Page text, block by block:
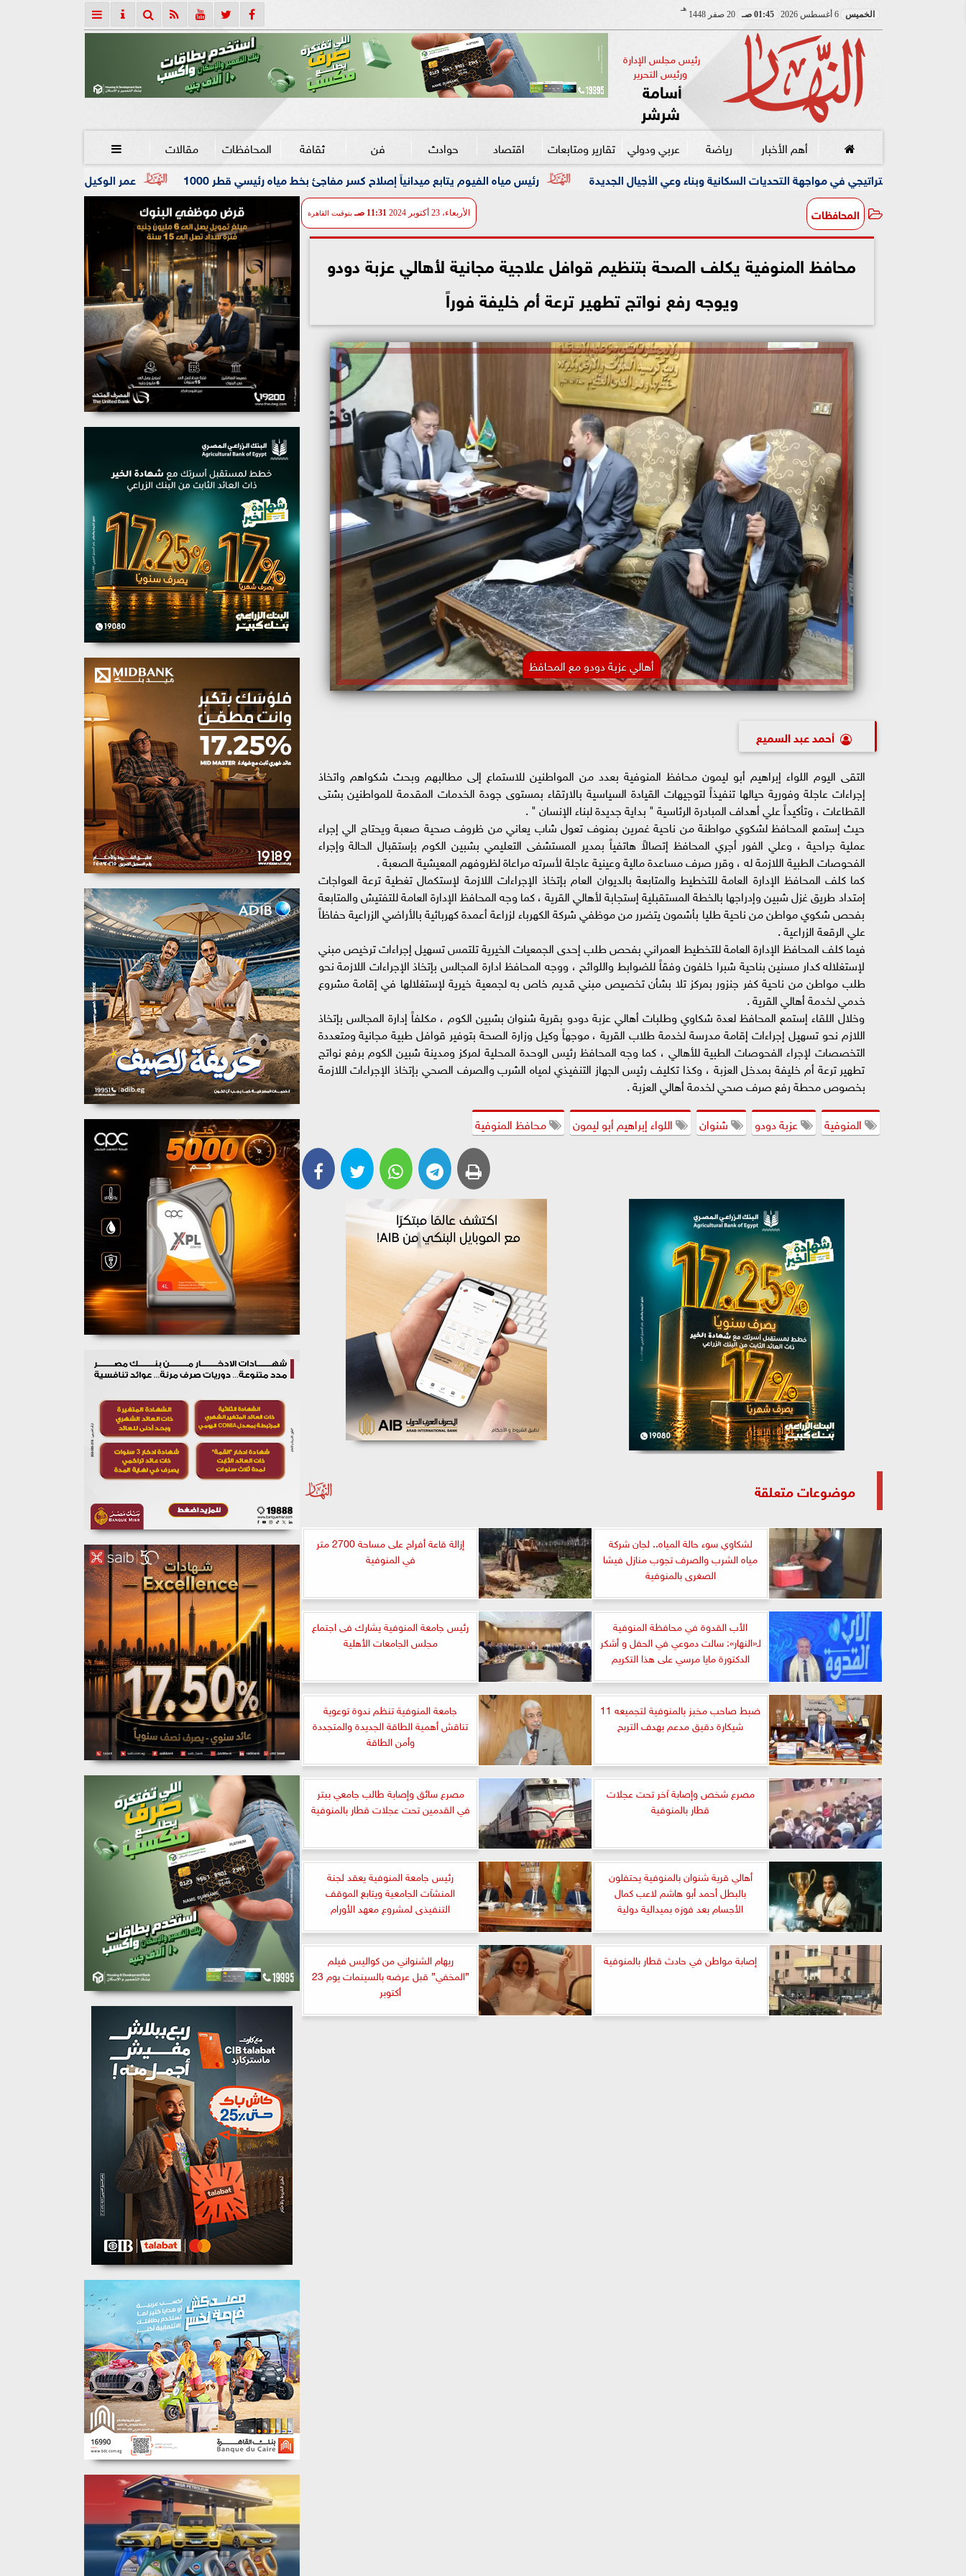
الخميس 6 أغسطس 2026 01:45 صـ 20 صفر 1448
هـ
رئيس مجلس الإدارة
ورئيس التحرير
أسامة
شرشر
أهم الأخبار رياضة عربي ودولي تقارير ومتابعات اقتصاد حوادث فن ثقافة المحافظات مقالات 
عمر الوكيل ”بكار” مدربًا عامًا لفريق كرة اليد بنادي رئيس مياه الفيوم يتابع ميدانياً إصلاح كسر مفاجئ بخط مياه رئيسي قطر 1000 مواجهة التحديات السكانية وبناء وعي الأجيال الجديدة
المحافظات الأربعاء، 23 أكتوبر 2024 11:31 صـ بتوقيت القاهرة
محافظ المنوفية يكلف الصحة بتنظيم قوافل علاجية مجانية لأهالي عزبة دودو
ويوجه رفع نواتج تطهير ترعة أم خليفة فوراً
أهالي عزبة دودو مع المحافظ
أحمد عبد السميع
التقى اليوم اللواء إبراهيم أبو ليمون محافظ المنوفية بعدد من المواطنين للاستماع إلى مطالبهم وبحث شكواهم واتخاذ
إجراءات عاجلة وفورية حيالها تنفيذاً لتوجيهات القيادة السياسية بالارتقاء بمستوى جودة الخدمات المقدمة للمواطنين بشتى
القطاعات ، وتأكيداً علي أهداف المبادرة الرئاسية " بداية جديدة لبناء الإنسان " .
حيث إستمع المحافظ لشكوي مواطنة من ناحية غمرين بمنوف تعول شاب يعاني من ظروف صحية صعبة ويحتاج الي إجراء
عملية جراحية ، وعلي الفور أجري المحافظ إتصالاً هاتفياً بمدير المستشفى التعليمي بشبين الكوم بإستقبال الحالة وإجراء
الفحوصات الطبية اللازمة له ، وقرر صرف مساعدة مالية وعينية عاجلة لأسرته مراعاة لظروفهم المعيشية الصعبة .
كما كلف المحافظ الإدارة العامة للتخطيط والمتابعة بالديوان العام بإتخاذ الإجراءات اللازمة لإستكمال تغطية ترعة العواجات
إمتداد طريق غزل شبين وإدراجها بالخطة المستقبلية إستجابة لأهالي القرية ، كما وجه المحافظ الإدارة العامة للتفتيش والمتابعة
بفحص شكوي مواطن من ناحية طليا بأشمون يتضرر من موظفي شركة الكهرباء لزراعة أعمدة كهربائية بالأراضي الزراعية حفاظاً
علي الرقعة الزراعية .
فيما كلف المحافظ الإدارة العامة للتخطيط العمراني بفحص طلب إحدى الجمعيات الخيرية تلتمس تسهيل إجراءات ترخيص مبني
لإستغلاله كدار مسنين بناحية شبرا خلفون وفقاً للضوابط واللوائح ، ووجه المحافظ ادارة المجالس بإتخاذ الإجراءات اللازمة نحو
طلب مواطن من ناحية كفر جنزور بمركز تلا بشأن تخصيص مبني قديم خاص به لجمعية خيرية لإستغلالها في إقامة مشروع
خدمي لخدمة أهالي القرية .
وخلال اللقاء إستمع المحافظ لعدة شكاوي وطلبات أهالي عزبة دودو بقرية شنوان بشبين الكوم ، مكلفاً إدارة المجالس بإتخاذ
اللازم نحو تسهيل إجراءات إقامة مدرسة لخدمة طلاب القرية ، موجهاً وكيل وزارة الصحة بتوفير قوافل طبية مجانية ومتعددة
التخصصات لإجراء الفحوصات الطبية للأهالي ، كما وجه المحافظ رئيس الوحدة المحلية لمركز ومدينة شبين الكوم برفع نواتج
تطهير ترعة أم خليفة بمدخل العزبة ، وكذا تكليف رئيس الجهاز التنفيذي لمياه الشرب والصرف الصحي بإتخاذ الإجراءات اللازمة
بخصوص محطة رفع صرف صحي لخدمة أهالي العزبة .
المنوفية
عزبة دودو شنوان اللواء إبراهيم أبو ليمون محافظ المنوفية
موضوعات متعلقة
لشكاوي سوء حالة المياه.. لجان شركة
مياه الشرب والصرف تجوب منازل فيشا
الصغرى بالمنوفية
إزالة قاعة أفراح على مساحة 2700 متر
في المنوفية
الأب القدوة في محافظة المنوفية
لـ«النهار»: سالت دموعي في الحفل و أشكر
الدكتورة مايا مرسي على هذا التكريم
رئيس جامعة المنوفية يشارك فى اجتماع
مجلس الجامعات الأهلية
ضبط صاحب مخبز بالمنوفية لتجميعه 11
شيكارة دقيق مدعم بهدف التربح
جامعة المنوفية تنظم ندوة توعوية
تناقش أهمية الطاقة الجديدة والمتجددة
وأمن الطاقة
مصرع شخص وإصابة آخر تحت عجلات
قطار بالمنوفية
مصرع سائق وإصابة طالب جامعي ببتر
في القدمين تحت عجلات قطار بالمنوفية
أهالي قرية شنوان بالمنوفية يحتفلون
بالبطل أحمد أبو هاشم لاعب كمال
الأجسام بعد فوزه بميدالية دولية
رئيس جامعة المنوفية يعقد لجنة
المنشآت الجامعية ويتابع الموقف
التنفيذى لمشروع معهد الأورام
إصابة مواطن في حادث قطار بالمنوفية
ريهام الشنواني من كواليس فيلم
”المخفي” قبل عرضه بالسينمات يوم 23
أكتوبر